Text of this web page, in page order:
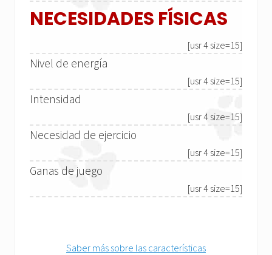
NECESIDADES FÍSICAS
[usr 4 size=15]
Nivel de energía
[usr 4 size=15]
Intensidad
[usr 4 size=15]
Necesidad de ejercicio
[usr 4 size=15]
Ganas de juego
[usr 4 size=15]
Saber más sobre las características